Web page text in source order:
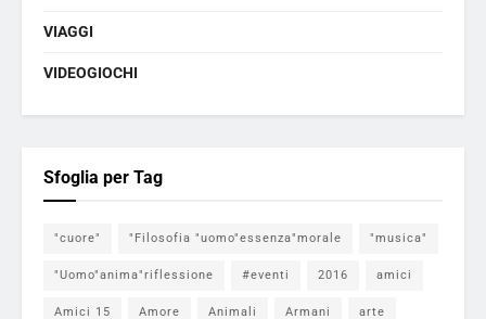
VIAGGI
VIDEOGIOCHI
Sfoglia per Tag
"cuore" "Filosofia "uomo"essenza"morale "musica"
"Uomo"anima"riflessione #eventi 2016 amici
Amici 15 Amore Animali Armani arte